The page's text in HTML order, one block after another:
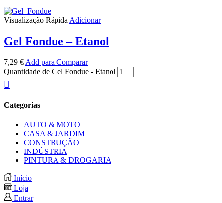
Visualização Rápida Adicionar
Gel Fondue – Etanol
7,29 € Add para Comparar
Quantidade de Gel Fondue - Etanol
Categorias
AUTO & MOTO
CASA & JARDIM
CONSTRUÇÃO
INDÚSTRIA
PINTURA & DROGARIA
Início
Loja
Entrar